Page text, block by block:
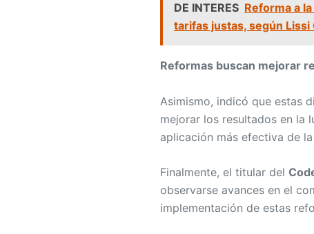
DE INTERES Reforma a
tarifas justas, según Lissi
Reformas buscan mejorar
Asimismo, indicó que estas
mejorar los resultados en la
aplicación más efectiva de
Finalmente, el titular del
observarse avances en el
implementación de estas